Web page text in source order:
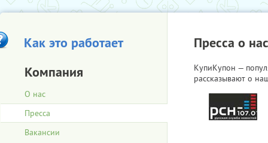
Как это работает
Компания
О нас
Пресса
Вакансии
Пресса о нас
КупиКупон —
рассказывают о